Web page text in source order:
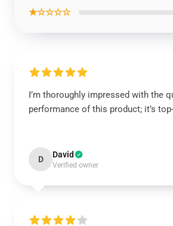
★☆☆☆☆
I’m thoroughly impressed with the
performance of this product; it’s
D David
Verified owner